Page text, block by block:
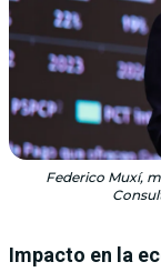
Federico Muxí,
Impacto en la